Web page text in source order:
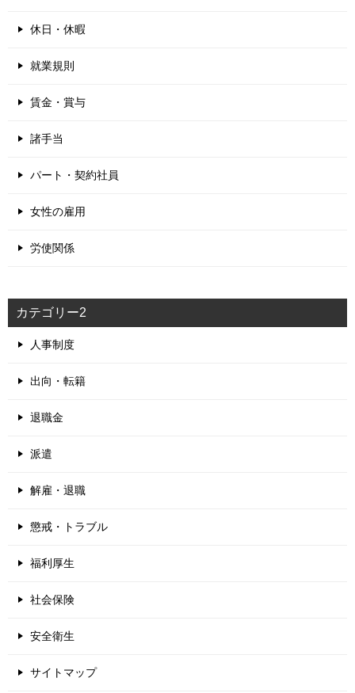
休日・休暇
就業規則
賃金・賞与
諸手当
パート・契約社員
女性の雇用
労使関係
カテゴリー2
人事制度
出向・転籍
退職金
派遣
解雇・退職
懲戒・トラブル
福利厚生
社会保険
安全衛生
サイトマップ